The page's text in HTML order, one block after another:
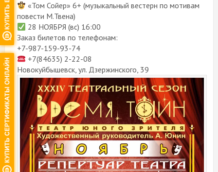
«Том Сойер» 6+ (музыкальный вестерн по мотивам
повести М.Твена)
28 НОЯБРЯ (вс) 16:00
Заказ билетов по телефонам:
+7-987-159-93-74
+7(84635) 2-22-08
Новокуйбышевск, ул. Дзержинского, 39